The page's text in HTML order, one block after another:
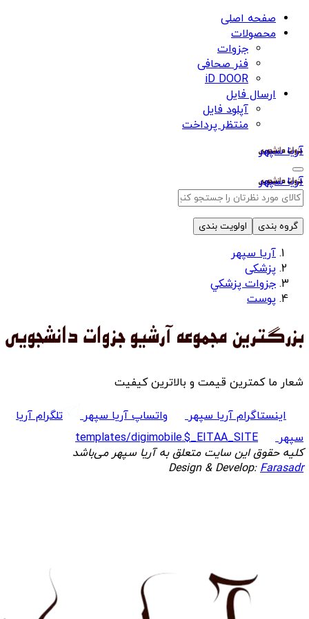
صفحه اصلی
محصولات
جزوات
فنر صحافی
iD DOOR
ارسال فایل
آپلود فایل
منتظر پرداخت
آریا سپهر
آریا سپهر
گروه بندی اولویت بندی
آریا سپهر
پزشکی
جزوات پزشكي
پوست
شعار ما کمترین قیمت و بالاترین کیفیت
اینستاگرام آریا سپهر واتساپ آریا سپهر
تلگرام آریا
سپهر
templates/digimobile.$_EITAA_SITE
کلیه حقوق این سایت متعلق به آریا سپهر می‌باشد
Design & Develop:Farasadr